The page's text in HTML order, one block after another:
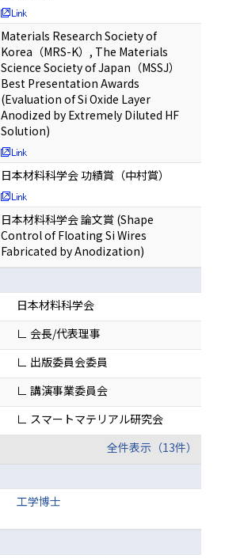
Materials Research Society of
Korea（MRS-K）, The Materials
Science Society of Japan（MSSJ）
Best Presentation Awards
(Evaluation of Si Oxide Layer
Anodized by Extremely Diluted HF
Solution)
日本材料科学会 功績賞（中村賞）
日本材料科学会 論文賞 (Shape
Control of Floating Si Wires
Fabricated by Anodization)
日本材料科学会
∟ 会長/代表理事
∟ 出版委員会委員
∟ 講演事業委員会
∟ スマートマテリアル研究会
全件表示（13件）
工学博士